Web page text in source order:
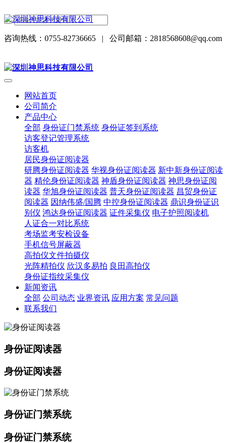
咨询热线：0755-82736665 | 公司邮箱：2818568608@qq.com
网站首页
公司简介
产品中心
全部 身份证门禁系统 身份证签到系统
访客登记管理系统
访客机
居民身份证阅读器
研腾身份证阅读器 华视身份证阅读器 新中新身份证阅读
器 精伦身份证阅读器 神盾身份证阅读器 神思身份证阅
读器 华旭身份证阅读器 普天身份证阅读器 昌贸身份证
阅读器 因纳伟盛/国腾 中控身份证阅读器 鼎识身份证识
别仪 鸿达身份证阅读器 证件采集仪 电子护照阅读机
人证合一对比系统
考场监考安检设备
手机信号屏蔽器
高拍仪文件拍摄仪
光阵精拍仪 欣汉多易拍 良田高拍仪
身份证指纹采集仪
新闻资讯
全部 公司动态 业界资讯 应用方案 常见问题
联系我们
身份证阅读器
身份证阅读器
身份证门禁系统
身份证门禁系统